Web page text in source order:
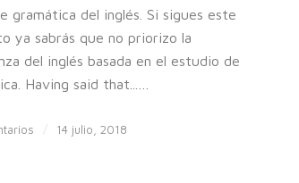
gramática del inglés. Si sigues este
ya sabrás que no priorizo la
del inglés basada en el estudio de
Having said that...…
/ 14 julio, 2018